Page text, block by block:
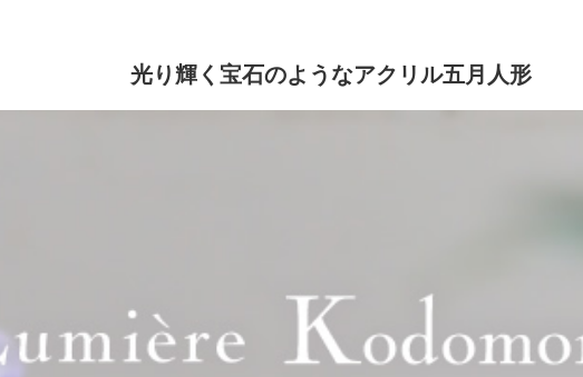
光り輝く宝石のようなアクリル五月人形